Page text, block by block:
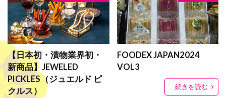
【日本初・漬物業界初・
新商品】JEWELED
PICKLES（ジュエルド ピ
クルス）
FOODEX JAPAN2024
VOL3
続きを読む